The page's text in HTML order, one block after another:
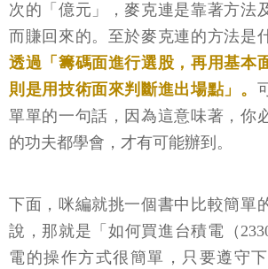
次的「億元」，麥克連是靠著方法
而賺回來的。至於麥克連的方法是
透過「籌碼面進行選股，再用基本
則是用技術面來判斷進出場點」。
單單的一句話，因為這意味著，你
的功夫都學會，才有可能辦到。
下面，咪編就挑一個書中比較簡單
說，那就是「如何買進台積電（
電的操作方式很簡單，只要遵守